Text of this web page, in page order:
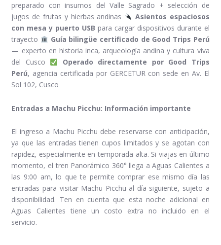
preparado con insumos del Valle Sagrado + selección de
jugos de frutas y hierbas andinas
Asientos espaciosos
con mesa y puerto USB para cargar dispositivos durante el
trayecto
Guía bilingüe certificado de Good Trips Perú
— experto en historia inca, arqueología andina y cultura viva
del Cusco
Operado directamente por Good Trips
Perú, agencia certificada por GERCETUR con sede en Av. El
Sol 102, Cusco
Entradas a Machu Picchu: Información importante
El ingreso a Machu Picchu debe reservarse con anticipación,
ya que las entradas tienen cupos limitados y se agotan con
rapidez, especialmente en temporada alta. Si viajas en último
momento, el tren Panorámico 360° llega a Aguas Calientes a
las 9:00 am, lo que te permite comprar ese mismo día las
entradas para visitar Machu Picchu al día siguiente, sujeto a
disponibilidad. Ten en cuenta que esta noche adicional en
Aguas Calientes tiene un costo extra no incluido en el
servicio.